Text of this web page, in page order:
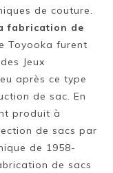
de couture.
fabrication de
Toyooka furent
Jeux
après ce type
de sac. En
produit à
de sacs par
de 1958-
de sacs